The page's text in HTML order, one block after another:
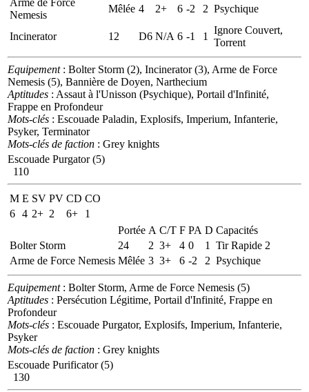
Nemesis
Mêlée 4 2+ 6 -2 2 Psychique
Incinerator 12 D6 N/A 6 -1 1
Ignore Couvert,
Torrent
Equipement: Bolter Storm (2), Incinerator (3), Arme de Force
Nemesis (5), Bannière de Doyen, Narthecium
Aptitudes : Assaut à l'Unisson (Psychique), Portail d'Infinité,
Frappe en Profondeur
Mots-clés : Escouade Paladin, Explosifs, Imperium, Infanterie,
Psyker, Terminator
Mots-clés de faction : Grey knights
Escouade Purgator (5)
110
M E SV PV CD CO
6 4 2+ 2 6+
1
Portée A C/T F PA D Capacités
Bolter Storm
24 2 3+ 4 0 1
Tir Rapide 2
Arme de Force Nemesis Mêlée 3 3+ 6 -2 2 Psychique
Equipement: Bolter Storm, Arme de Force Nemesis (5)
Aptitudes : Persécution Légitime, Portail d'Infinité, Frappe en
Profondeur
Mots-clés : Escouade Purgator, Explosifs, Imperium, Infanterie,
Psyker
Mots-clés de faction : Grey knights
Escouade Purificator (5)
130